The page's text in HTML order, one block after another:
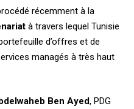
récemment à la
à travers lequel Tunisie
d’offres et de
managés à très haut
Ben Ayed, PDG